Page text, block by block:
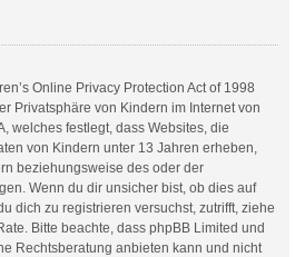
Online Privacy Protection Act of 1998
Privatsphäre von Kindern im Internet von
welches festlegt, dass Websites, die
von Kindern unter 13 Jahren erheben,
beziehungsweise des oder der
Wenn du dir unsicher bist, ob dies auf
dich zu registrieren versuchst, zutrifft, ziehe
Bitte beachte, dass phpBB Limited und
Rechtsberatung anbieten kann und nicht